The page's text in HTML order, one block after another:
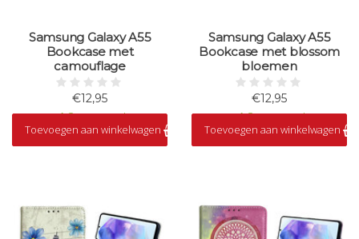
Samsung Galaxy A55
Bookcase met
camouflage
€12,95
Op voorraad
Toevoegen aan winkelwagen
Samsung Galaxy A55
Bookcase met blossom
bloemen
€12,95
Op voorraad
Toevoegen aan winkelwagen